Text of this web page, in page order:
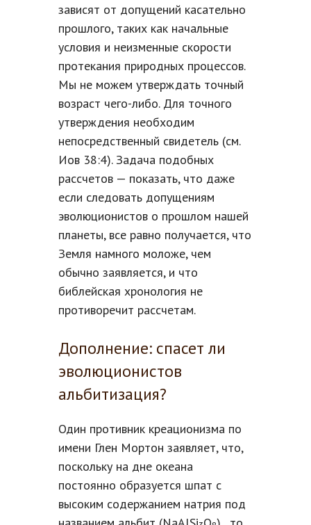
зависят от допущений касательно
прошлого, таких как начальные
условия и неизменные скорости
протекания природных процессов.
Мы не можем утверждать точный
возраст чего-либо. Для точного
утверждения необходим
непосредственный свидетель (см.
Иов 38:4). Задача подобных
рассчетов — показать, что даже
если следовать допущениям
эволюционистов о прошлом нашей
планеты, все равно получается, что
Земля намного моложе, чем
обычно заявляется, и что
библейская хронология не
противоречит рассчетам.
Дополнение: спасет ли
эволюционистов
альбитизация?
Один противник креационизма по
имени Глен Мортон заявляет, что,
поскольку на дне океана
постоянно образуется шпат с
высоким содержанием натрия под